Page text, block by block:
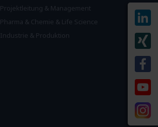
Projektleitung & Management
Pharma & Chemie & Life Science
Industrie & Produktion